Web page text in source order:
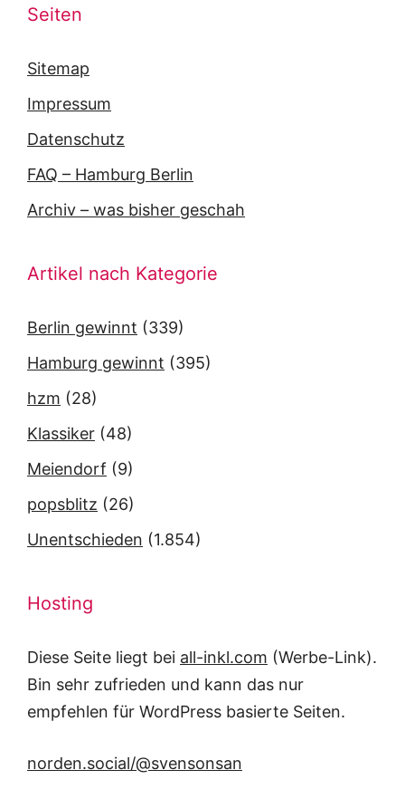
Seiten
Sitemap
Impressum
Datenschutz
FAQ – Hamburg Berlin
Archiv – was bisher geschah
Artikel nach Kategorie
Berlin gewinnt (339)
Hamburg gewinnt (395)
hzm (28)
Klassiker (48)
Meiendorf (9)
popsblitz (26)
Unentschieden (1.854)
Hosting
Diese Seite liegt bei all-inkl.com (Werbe-Link).
Bin sehr zufrieden und kann das nur
empfehlen für WordPress basierte Seiten.
norden.social/@svensonsan